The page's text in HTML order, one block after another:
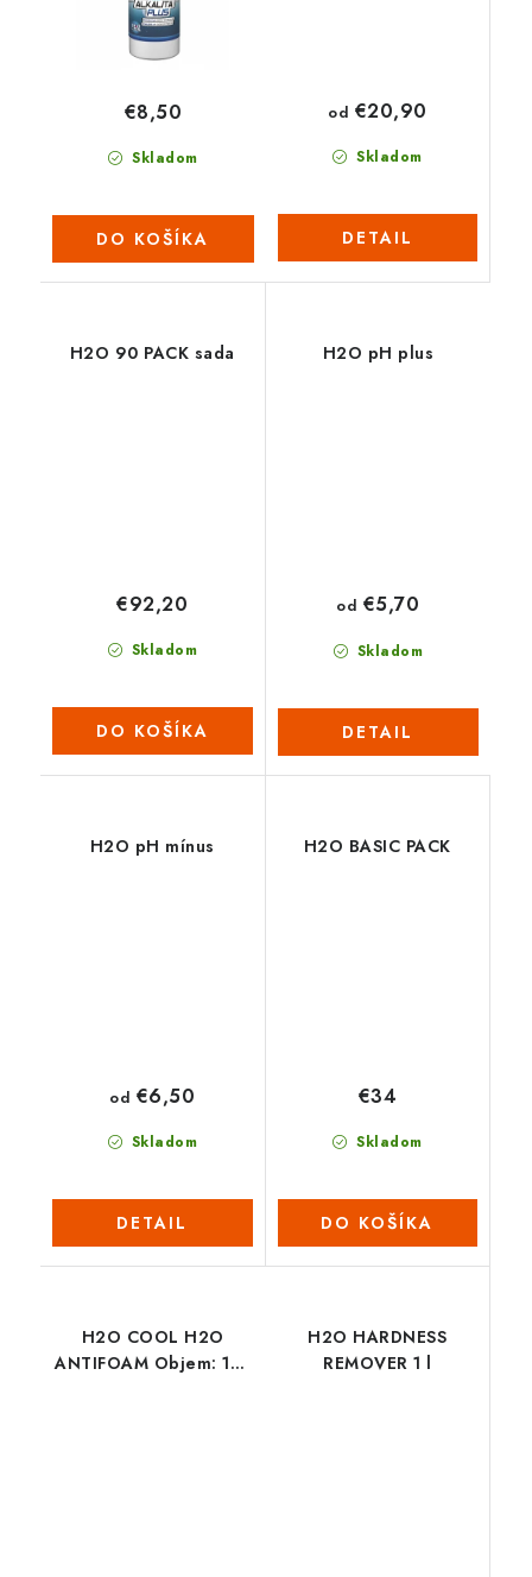
Skladom
€8,50
DO KOŠÍKA
Skladom
od €20,90
DETAIL
H2O 90 PACK sada
Skladom
€92,20
DO KOŠÍKA
H2O pH plus
Skladom
od €5,70
DETAIL
H2O pH mínus
Skladom
od €6,50
DETAIL
H2O BASIC PACK
Skladom
€34
DO KOŠÍKA
H2O COOL H2O
ANTIFOAM Objem: 150
H2O HARDNESS
REMOVER 1 l